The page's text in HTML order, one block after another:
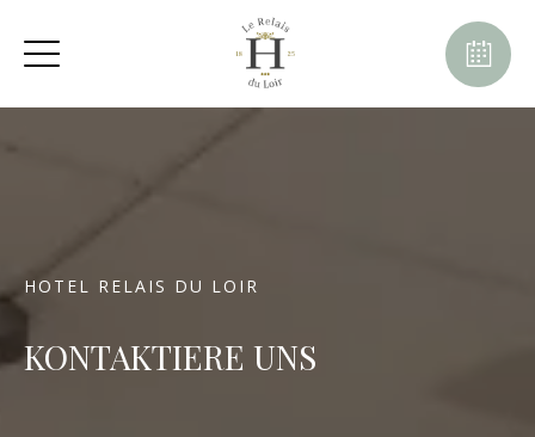
HOTEL RELAIS DU LOIR
KONTAKTIERE UNS